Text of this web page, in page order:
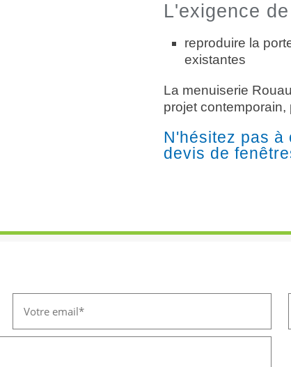
L'exigence
reproduire la
existantes
La menuiserie
projet contemporain,
N'hésitez pas à
devis de